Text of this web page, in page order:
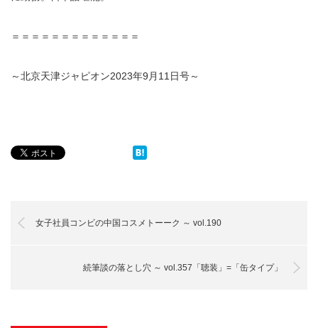
＝＝＝＝＝＝＝＝＝＝＝＝＝
～北京天津ジャピオン2023年9月11日号～
女子社員コンビの中国コスメトーーク ～ vol.190
続筆談の落とし穴 ～ vol.357「聴装」=「缶タイプ」